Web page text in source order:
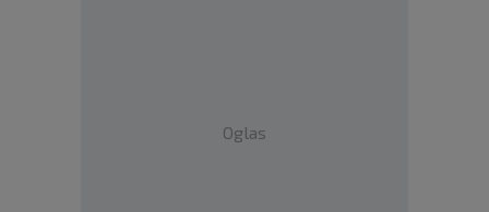
Oglas